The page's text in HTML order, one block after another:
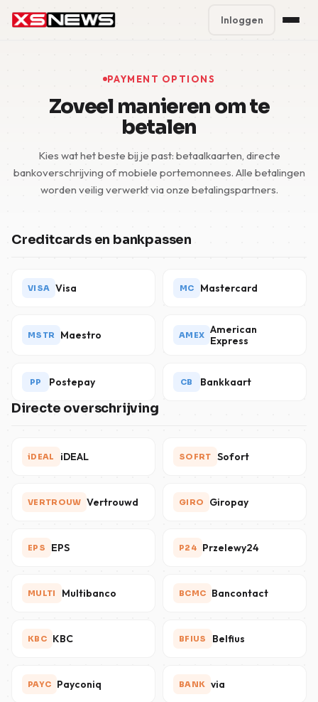
Block Accounts
Contact
5 Day Pass
Inloggen
PAYMENT OPTIONS
Zoveel manieren om te
betalen
Kies wat het beste bij je past: betaalkaarten, directe
bankoverschrijving of mobiele portemonnees. Alle betalingen
worden veilig verwerkt via onze betalingspartners.
Creditcards en bankpassen
VISA Visa MC Mastercard
MSTR Maestro AMEX American
Express
PP Postepay CB Bankkaart
Directe overschrijving
iDEAL iDEAL SOFRT Sofort
VERTROUW Vertrouwd GIRO Giropay
EPS EPS P24 Przelewy24
MULTI Multibanco BCMC Bancontact
KBC KBC BFIUS Belfius
PAYC Payconiq BANK via